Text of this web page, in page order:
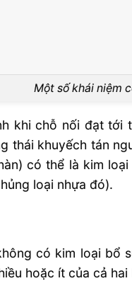
Một số khái niệm
khi chỗ nối đạt
thái khuyếch tán
có thể là kim
loại nhựa đó).
có kim loại
hoặc ít của cả